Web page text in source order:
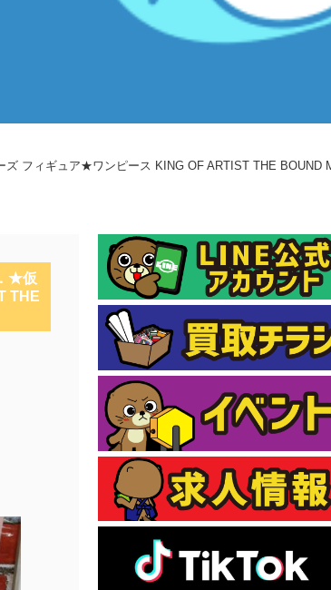
フィギュア★ワンピース KING OF ARTIST THE BOUND
★仮
THE